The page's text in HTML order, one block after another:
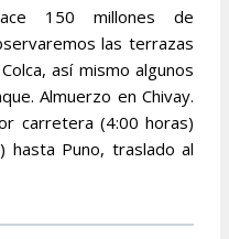
150 millones de
las terrazas
así mismo algunos
Almuerzo en Chivay.
carretera (4:00 horas)
hasta Puno, traslado al